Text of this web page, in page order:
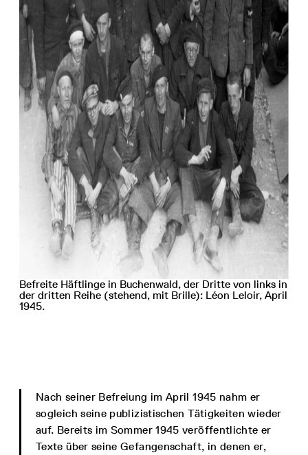
Befreite Häftlinge in Buchenwald, der Dritte von links in
der dritten Reihe (stehend, mit Brille): Léon Leloir, April
1945.
Nach seiner Befreiung im April 1945 nahm er
sogleich seine publizistischen Tätigkeiten wieder
auf. Bereits im Sommer 1945 veröffentlichte er
Texte über seine Gefangenschaft, in denen er,